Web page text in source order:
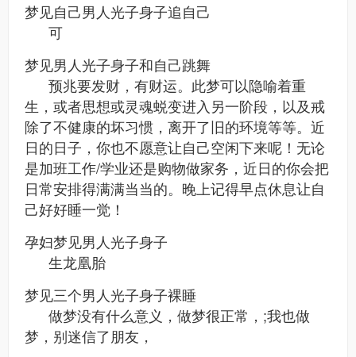
梦见自己男人光子身子追自己
可
梦见男人光子身子和自己跳舞
预兆要发财，有财运。此梦可以隐喻着重
生，或者思想或灵魂蜕变进入另一阶段，以及戒
除了不健康的坏习惯，离开了旧的环境等等。近
日的日子，你也不愿意让自己空闲下来呢！无论
是加班工作/学业还是购物做家务，近日的你会把
日常安排得满满当当的。晚上记得早点休息让自
己好好睡一觉！
孕妇梦见男人光子身子
生龙凰胎
梦见三个男人光子身子裸睡
做梦没有什么意义，做梦很正常，;我也做
梦，别迷信了朋友，